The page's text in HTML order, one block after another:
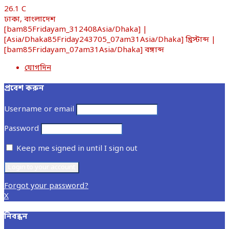
26.1 C
ঢাকা, বাংলাদেশ
[bam85Fridayam_312408Asia/Dhaka] |
[Asia/Dhaka85Friday243705_07am31Asia/Dhaka] খ্রিস্টাব্দ |
[bam85Fridayam_07am31Asia/Dhaka] বঙ্গাব্দ
যোগদিন
প্রবেশ করুন
Username or email
Password
Keep me signed in until I sign out
Forgot your password?
X
নিবন্ধন